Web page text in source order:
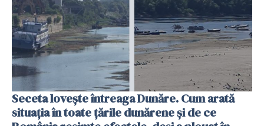
Seceta lovește întreaga Dunăre. Cum arată
situația în toate țările dunărene și de ce